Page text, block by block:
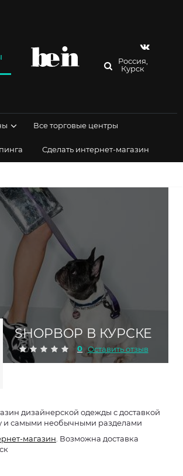
Россия,
Курск
Все торговые центры
Сделать интернет-магазин
SHOPBOP В КУРСКЕ
0 Оставить отзыв
дизайнерской одежды с доставкой
и самыми необычными разделами
магазин . Возможна доставка